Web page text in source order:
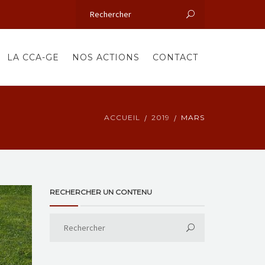
LA CCA-GE NOS ACTIONS CONTACT
ACCUEIL 2019 MARS
RECHERCHER UN CONTENU